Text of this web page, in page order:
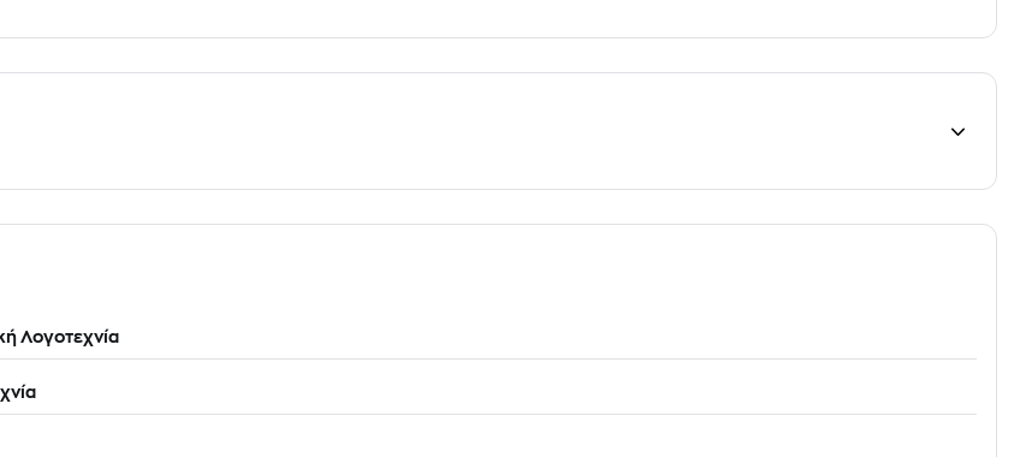
Λογοτεχνία